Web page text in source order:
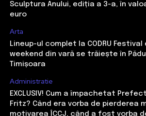
Sculptura Anului, ediția a 3-a, în
euro
Arta
Lineup-ul complet la CODRU
weekend din vară se trăiește în
Timișoara
Administratie
EXCLUSIV! Cum a împachetat
Fritz? Când era vorba de pierderea
motivarea ÎCCJ, când a fost vorba